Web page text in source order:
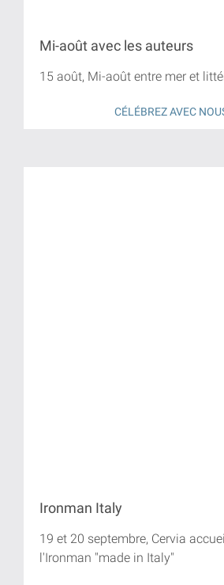
Mi-août avec les auteurs
15 août, Mi-août entre mer et
CÉLÉBREZ AVEC
Ironman Italy
19 et 20 septembre, Cervia
l'Ironman "made in Italy"